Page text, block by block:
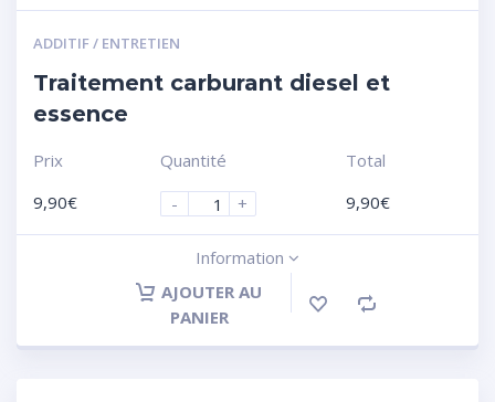
ADDITIF / ENTRETIEN
Traitement carburant diesel et
essence
Prix
9,90€
Quantité
-
+
Total
9,90€
Information
AJOUTER AU
PANIER